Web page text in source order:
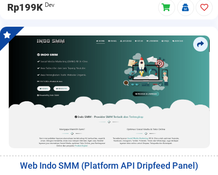
Rp199K Dev
Web Indo SMM (Platform API Dripfeed Panel)